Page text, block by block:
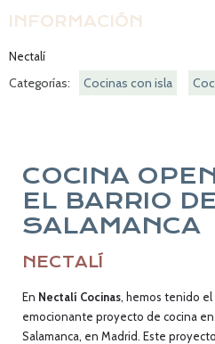
COCINA
EL BARRIO DE
SALAMANCA
NECTALÍ
En Nectalí Cocinas, hemos tenido el
emocionante proyecto de cocina
Salamanca, en Madrid. Este
INFORMACIÓN
Nectalí
Categorías: Cocinas con isla